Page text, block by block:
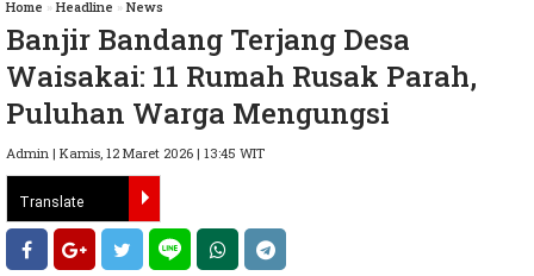
Home » Headline » News
Banjir Bandang Terjang Desa
Waisakai: 11 Rumah Rusak Parah,
Puluhan Warga Mengungsi
Admin | Kamis, 12 Maret 2026 | 13:45 WIT